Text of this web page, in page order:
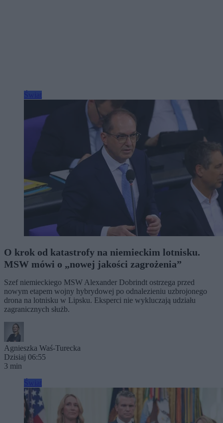
O krok od katastrofy na niemieckim lotnisku.
MSW mówi o „nowej jakości zagrożenia”
Szef niemieckiego MSW Alexander Dobrindt ostrzega przed
nowym etapem wojny hybrydowej po odnalezieniu uzbrojonego
drona na lotnisku w Lipsku. Eksperci nie wykluczają udziału
zagranicznych służb.
Agnieszka Waś-Turecka
Dzisiaj 06:55
3 min